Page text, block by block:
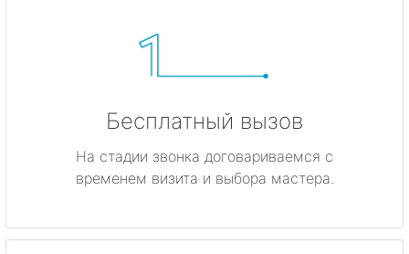
Бесплатный вызов
На стадии звонка договариваемся с
временем визита и выбора мастера.